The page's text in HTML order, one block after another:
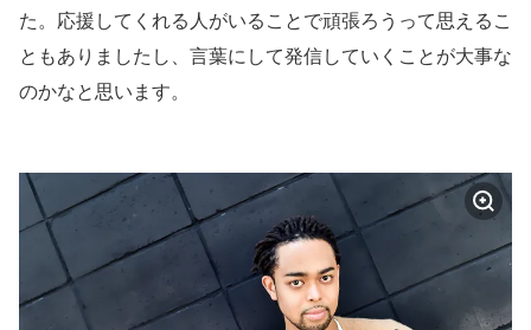
た。応援してくれる人がいることで頑張ろうって思えるこ
ともありましたし、言葉にして発信していくことが大事な
のかなと思います。